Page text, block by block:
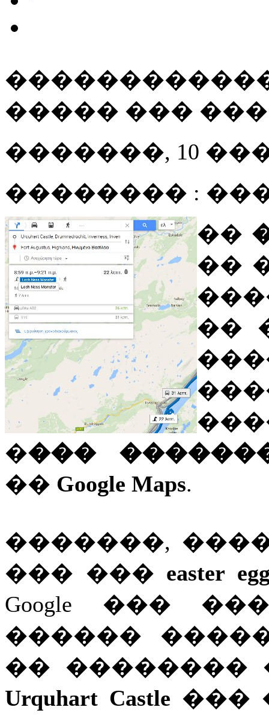
����� ���
�������, 10 ����
�������� :
��
��
��
����
�� Google Maps.
�������,
��� ��� easter
Google ���
������
�� ��������
Urquhart Castle ���